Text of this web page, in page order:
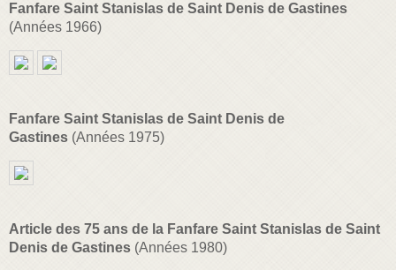
Fanfare Saint Stanislas de Saint Denis de Gastines
(Années 1966)
Fanfare Saint Stanislas de Saint Denis de
Gastines (Années 1975)
Article des 75 ans de la Fanfare Saint Stanislas de Saint
Denis de Gastines (Années 1980)